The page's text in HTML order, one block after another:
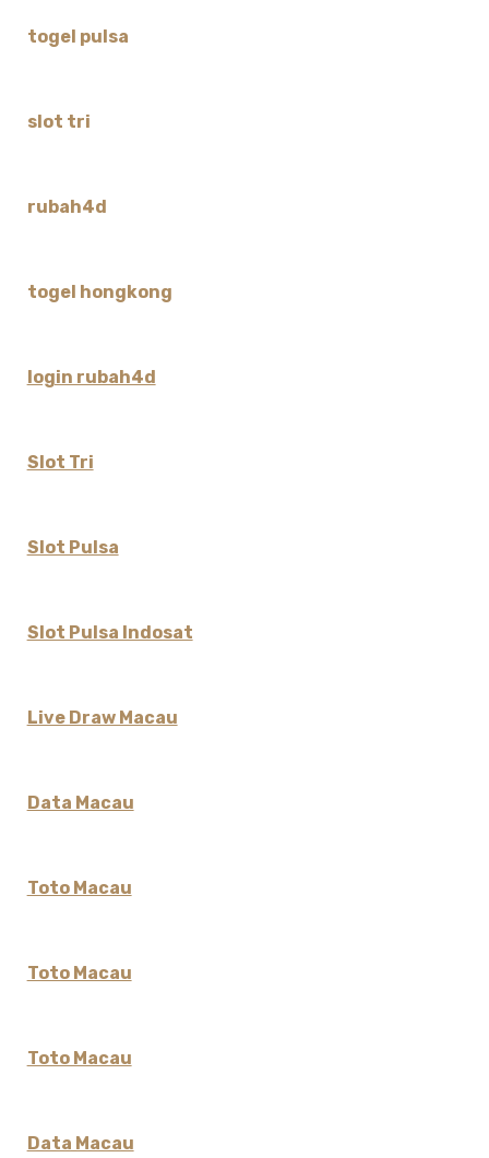
togel pulsa
slot tri
rubah4d
togel hongkong
login rubah4d
Slot Tri
Slot Pulsa
Slot Pulsa Indosat
Live Draw Macau
Data Macau
Toto Macau
Toto Macau
Toto Macau
Data Macau